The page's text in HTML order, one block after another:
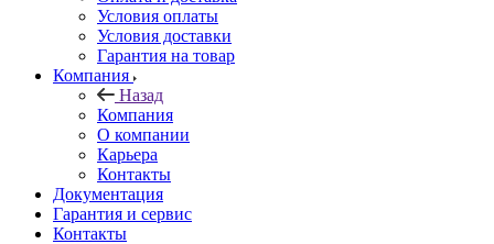
Условия оплаты
Условия доставки
Гарантия на товар
Компания
Назад
Компания
О компании
Карьера
Контакты
Документация
Гарантия и сервис
Контакты